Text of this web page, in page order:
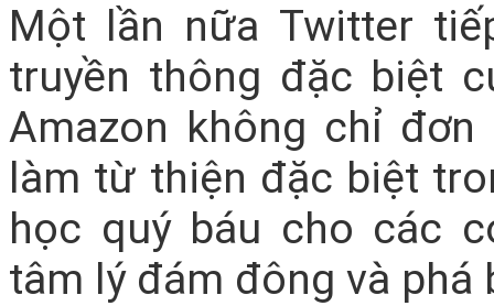
Một lần nữa Twitter
truyền thông đặc biệt
Amazon không chỉ
làm từ thiện đặc biệt
học quý báu cho các
tâm lý đám đông và phá